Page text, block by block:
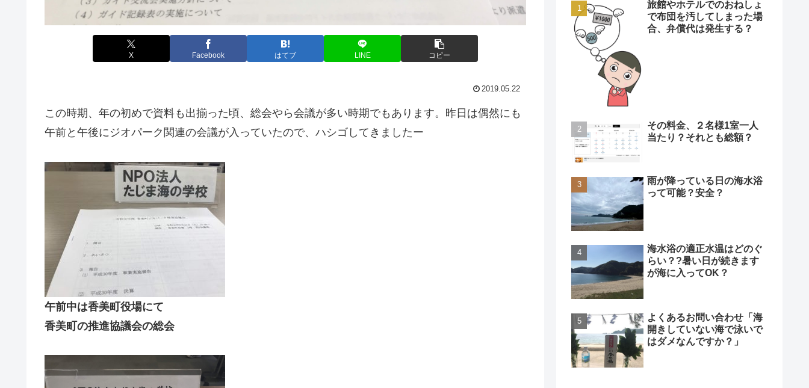
X Facebook はてブ LINE コピー
2019.05.22
この時期、年の初めで資料も出揃った頃、総会やら会議が多い時期でもあります。昨日は偶然にも
午前と午後にジオパーク関連の会議が入っていたので、ハシゴしてきましたー
午前中は香美町役場にて
香美町の推進協議会の総会
旅館やホテルでのおねしょ
で布団を汚してしまった場
合、弁償代は発生する？
その料金、２名様1室一人
当たり？それとも総額？
雨が降っている日の海水浴
って可能？安全？
海水浴の適正水温はどのぐ
らい？?暑い日が続きます
が海に入ってOK？
よくあるお問い合わせ「海
開きしていない海で泳いで
はダメなんですか？」